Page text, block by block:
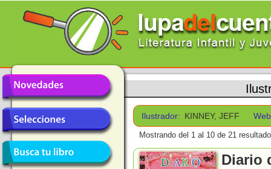
Ilustrador: KINNEY, JEFF
Mostrando del 1 al 10 de 21
Diario